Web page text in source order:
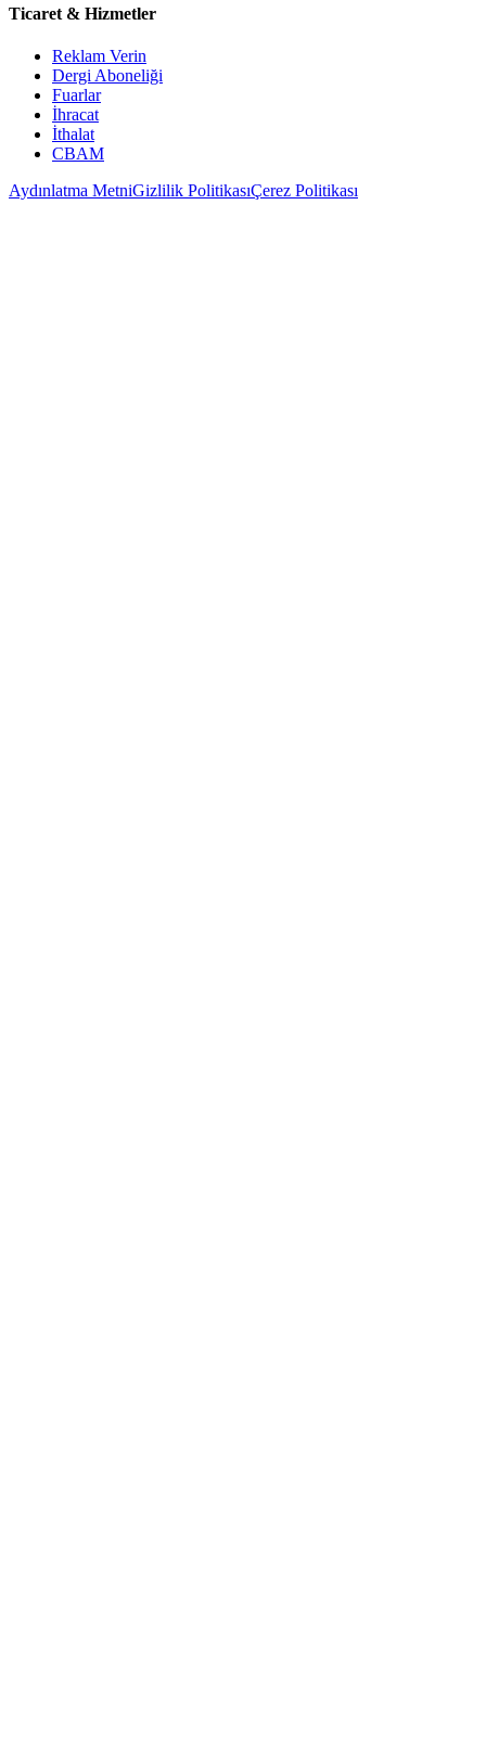
Ticaret & Hizmetler
Reklam Verin
Dergi Aboneliği
Fuarlar
İhracat
İthalat
CBAM
Aydınlatma MetniGizlilik PolitikasıÇerez Politikası